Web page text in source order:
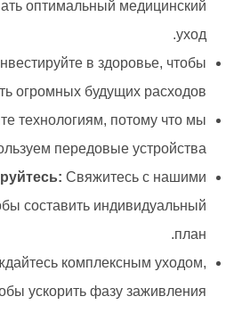
оптимальный медицинский
уход.
в здоровье, чтобы
огромных будущих расходов.
технологиям, потому что мы
передовые устройства.
Свяжитесь с нашими
составить индивидуальный
план.
комплексным уходом,
ускорить фазу заживления.